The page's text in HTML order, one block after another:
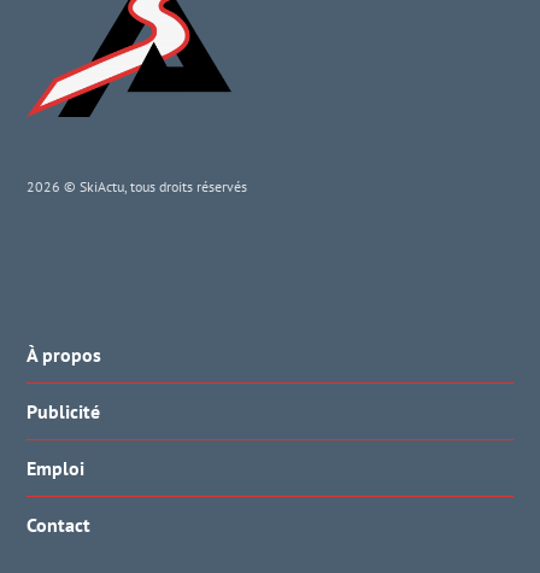
2026 © SkiActu, tous droits réservés
À propos
Publicité
Emploi
Contact